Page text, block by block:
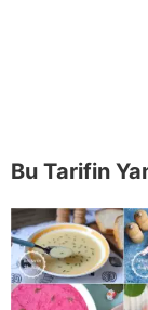
Bu Tarifin